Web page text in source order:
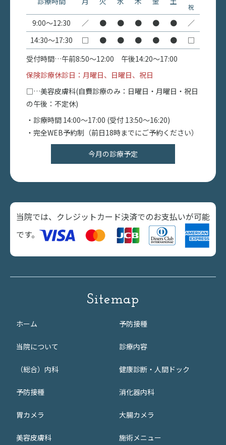
祝
9:00〜12:30 ／ ● ● ● ● ●
／
14:30〜17:30
□ ● ● ● ● ●
□
受付時間…午前8:50〜12:00 午後14:20〜17:00
保険診療休診日：月曜日、日曜日、祝日
□…美容皮膚科(自費診療のみ：日曜日・月曜日・祝日
の午後：不定休)
・診療時間 14:00〜17:00 (受付 13:50～16:20)
・完全WEB予約制（前日18時までにご予約ください）
今月の診療予定
当院では、クレジットカード決済でのお支払いが可能
です。
Sitemap
ホーム 予防接種
当院について 診療内容
（総合）内科 健康診断・人間ドック
予防接種 消化器内科
胃カメラ 大腸カメラ
美容皮膚科 施術メニュー